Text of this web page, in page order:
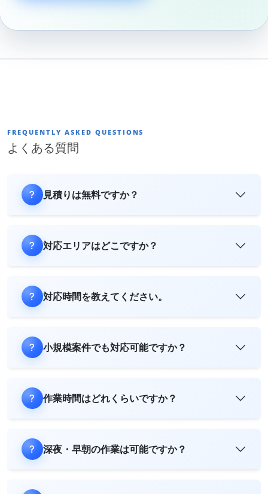
FREQUENTLY ASKED QUESTIONS
よくある質問
見積りは無料ですか？
対応エリアはどこですか？
対応時間を教えてください。
小規模案件でも対応可能ですか？
作業時間はどれくらいですか？
深夜・早朝の作業は可能ですか？